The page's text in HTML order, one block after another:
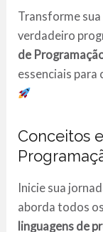
Transforme sua
verdadeiro
de
essenciais
Conceitos
Inicie sua
aborda todos os
linguagens de